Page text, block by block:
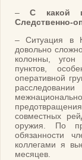
–С какой
Следственно-
– Ситуация в
довольно
колонны, угон
пунктов,
оперативной
совместных
оружия. По
обязанности
коллегами я
месяцев.